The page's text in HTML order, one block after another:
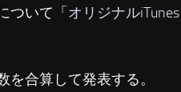
ついて「 オリジナルiTunes
合算して発表する。